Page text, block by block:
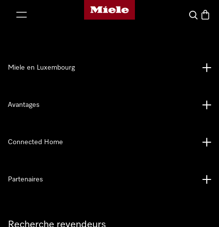
Page d'accueil de Miele
Panier
Recherche revendeurs
Miele en Luxembourg
Avantages
Connected Home
Partenaires